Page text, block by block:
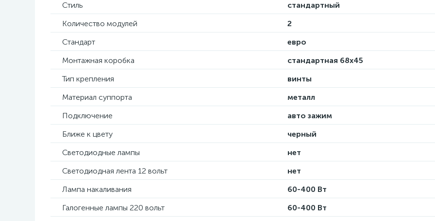
Стиль
стандартный
Количество модулей
2
Стандарт
евро
Монтажная коробка
стандартная 68х45
Тип крепления
винты
Материал суппорта
металл
Подключение
авто зажим
Ближе к цвету
черный
Светодиодные лампы
нет
Светодиодная лента 12 вольт
нет
Лампа накаливания
60-400 Вт
Галогенные лампы 220 вольт
60-400 Вт